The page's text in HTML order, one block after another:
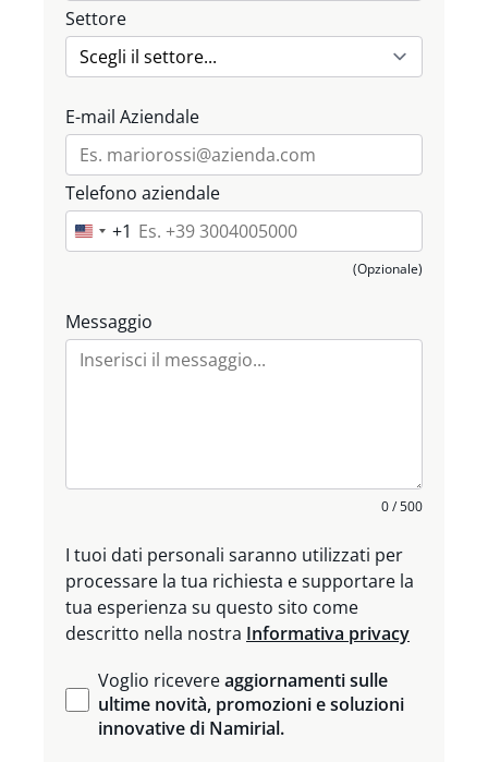
Settore
E-mail Aziendale
Telefono aziendale
U
t
e
d
+
1
+1
(Opzionale)
Messaggio
0 / 500
I tuoi dati personali saranno utilizzati per
processare la tua richiesta e supportare la
tua esperienza su questo sito come
descritto nella nostra Informativa privacy
Voglio ricevereaggiornamenti sulle
ultime novità, promozioni e soluzioni
innovative di Namirial.